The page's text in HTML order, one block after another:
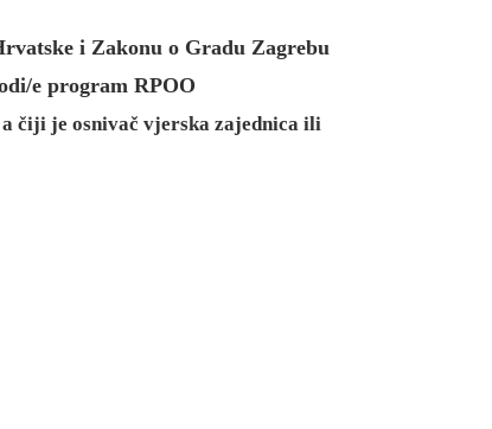
i Zakonu o Gradu Zagrebu
e program RPOO
čiji je osnivač vjerska zajednica ili